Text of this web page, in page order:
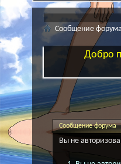
Сообщение форума
Добро
Сообщение форума
Вы не